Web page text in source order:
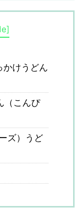
]
かけうどん
（こんぴ
ズ）うど